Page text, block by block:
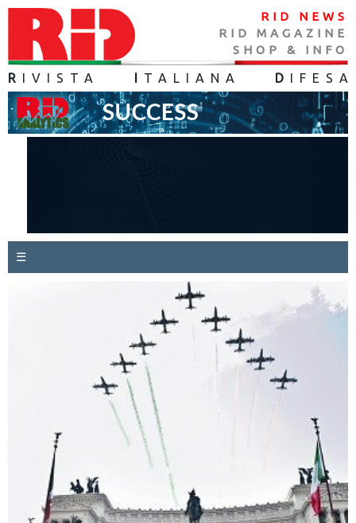
RID NEWS
RID MAGAZINE
SHOP & INFO
R IVISTA TALIANA D IFES A
☰